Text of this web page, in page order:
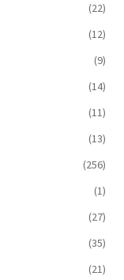
(22)
(12)
(9)
(14)
(11)
(13)
(256)
(1)
(27)
(35)
(21)